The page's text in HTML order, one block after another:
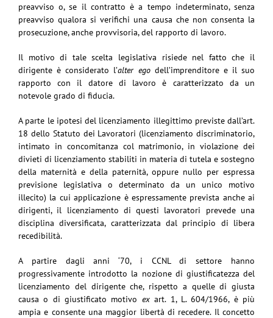
preavviso o, se il contratto è a tempo indeterminato, senza
preavviso qualora si verifichi una causa che non consenta la
prosecuzione, anche provvisoria, del rapporto di lavoro.
Il motivo di tale scelta legislativa risiede nel fatto che il
dirigente è considerato l’alter egodell’imprenditore e il suo
rapporto con il datore di lavoro è caratterizzato da un
notevole grado di fiducia.
A parte le ipotesi del licenziamento illegittimo previste dall’art.
18 dello Statuto dei Lavoratori (licenziamento discriminatorio,
intimato in concomitanza col matrimonio, in violazione dei
divieti di licenziamento stabiliti in materia di tutela e sostegno
della maternità e della paternità, oppure nullo per espressa
previsione legislativa o determinato da un unico motivo
illecito) la cui applicazione è espressamente prevista anche ai
dirigenti, il licenziamento di questi lavoratori prevede una
disciplina diversificata, caratterizzata dal principio di libera
recedibilità.
A partire dagli anni ‘70, i CCNL di settore hanno
progressivamente introdotto la nozione di giustificatezza del
licenziamento del dirigente che, rispetto a quelle di giusta
causa o di giustificato motivo exart. 1, L. 604/1966, è più
ampia e consente una maggior libertà di recedere. Il concetto